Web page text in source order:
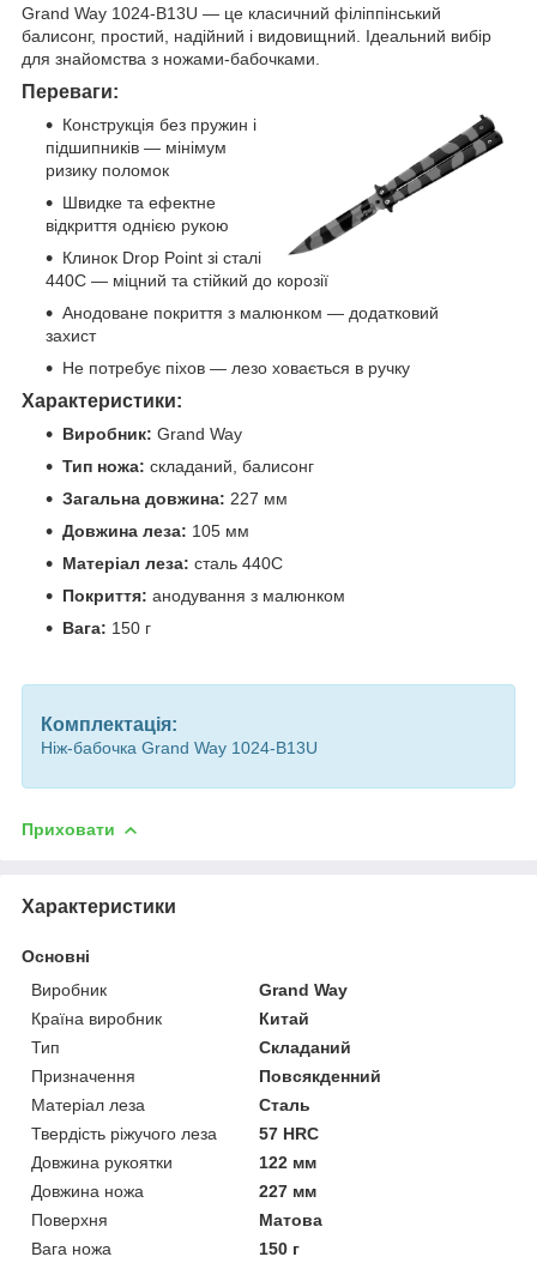
Grand Way 1024-В13U — це класичний філіппінський
балисонг, простий, надійний і видовищний. Ідеальний вибір
для знайомства з ножами-бабочками.
Переваги:
Конструкція без пружин і
підшипників — мінімум
ризику поломок
Швидке та ефектне
відкриття однією рукою
Клинок Drop Point зі сталі
440C — міцний та стійкий до корозії
Анодоване покриття з малюнком — додатковий
захист
Не потребує піхов — лезо ховається в ручку
Характеристики:
Виробник: Grand Way
Тип ножа: складаний, балисонг
Загальна довжина: 227 мм
Довжина леза: 105 мм
Матеріал леза: сталь 440C
Покриття: анодування з малюнком
Вага: 150 г
Комплектація:
Ніж-бабочка Grand Way 1024-В13U
Приховати
Характеристики
Основні
Виробник
Grand Way
Країна виробник
Китай
Тип
Складаний
Призначення
Повсякденний
Матеріал леза
Сталь
Твердість ріжучого леза
57 HRC
Довжина рукоятки
122 мм
Довжина ножа
227 мм
Поверхня
Матова
Вага ножа
150 г